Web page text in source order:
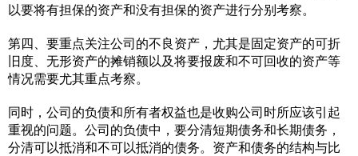
以要将有担保的资产和没有担保的资产进行分别考察。
第四、要重点关注公司的不良资产，尤其是固定资产的可折
旧度、无形资产的摊销额以及将要报废和不可回收的资产等
情况需要尤其重点考察。
同时，公司的负债和所有者权益也是收购公司时所应该引起
重视的问题。公司的负债中，要分清短期债务和长期债务，
分清可以抵消和不可以抵消的债务。资产和债务的结构与比